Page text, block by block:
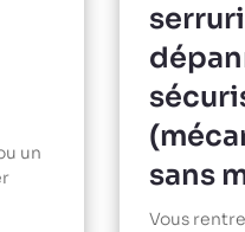
un
sans
Vous